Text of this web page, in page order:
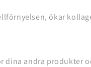
ökar
dina andra produkter